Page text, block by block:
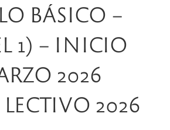
BÁSICO –
1) – INICIO
2026
2026